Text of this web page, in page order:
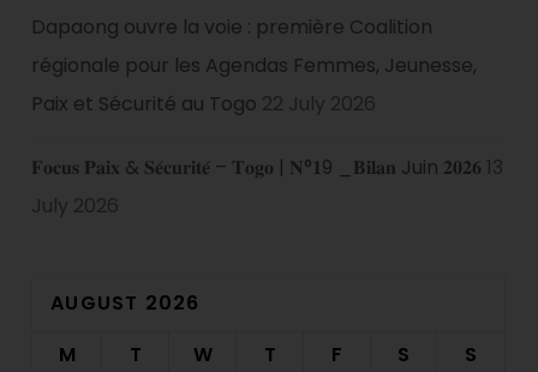
Dapaong ouvre la voie : première Coalition
régionale pour les Agendas Femmes, Jeunesse,
Paix et Sécurité au Togo 22 July 2026
𝐅𝐨𝐜𝐮𝐬 𝐏𝐚𝐢𝐱 & 𝐒𝐞́𝐜𝐮𝐫𝐢𝐭𝐞́ – 𝐓𝐨𝐠𝐨 | 𝐍°𝟏9 _𝐁𝐢𝐥𝐚𝐧 Juin 𝟐𝟎𝟐𝟔 13
July 2026
AUGUST 2026
M
T W T F S
S